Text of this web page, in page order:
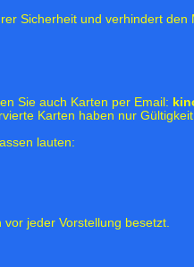
Sicherheit und verhindert den
Sie auch Karten per Email:
Karten haben nur
lauten:
jeder Vorstellung besetzt.